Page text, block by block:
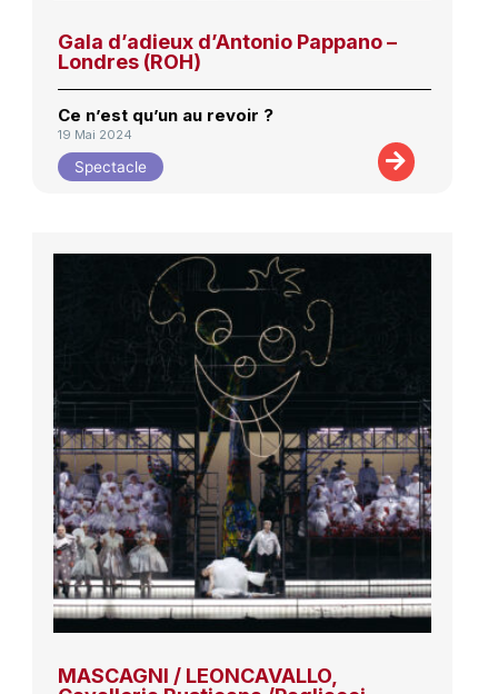
Gala d’adieux d’Antonio Pappano –
Londres (ROH)
Ce n’est qu’un au revoir ?
19 Mai 2024
Spectacle
MASCAGNI / LEONCAVALLO,